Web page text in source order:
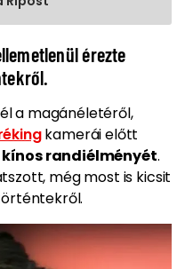
érezte
a magánéletéről,
kamerái előtt
randiélményét.
még most is kicsit